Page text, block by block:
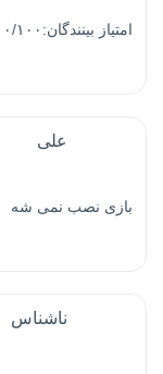
امتیاز بینندگان:۱۰۰/۱۰۰
علی
بازی نصب نمی شه
ناشناس